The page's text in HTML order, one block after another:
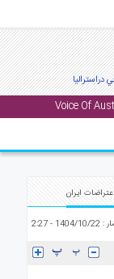
22 - 2:27